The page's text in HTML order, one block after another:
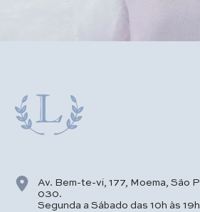
Av. Bem-te-vi, 177, Moema, São
030.
Segunda a Sábado das 10h às 19h